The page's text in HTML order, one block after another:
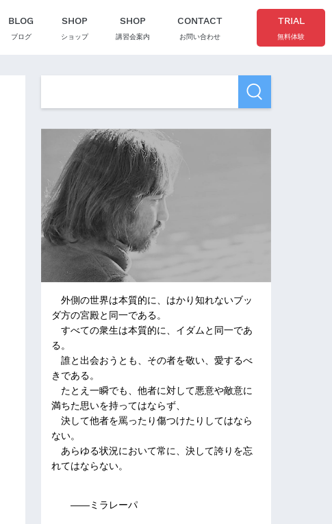
BLOG
ブログ
SHOP
ショップ
SHOP
講習会案内
CONTACT
お問い合わせ
TRIAL
無料体験
外側の世界は本質的に、はかり知れないブッ
ダ方の宮殿と同一である。
すべての衆生は本質的に、イダムと同一であ
る。
誰と出会おうとも、その者を敬い、愛するべ
きである。
たとえ一瞬でも、他者に対して悪意や敵意に
満ちた思いを持ってはならず、
決して他者を罵ったり傷つけたりしてはなら
ない。
あらゆる状況において常に、決して誇りを忘
れてはならない。
――ミラレーパ